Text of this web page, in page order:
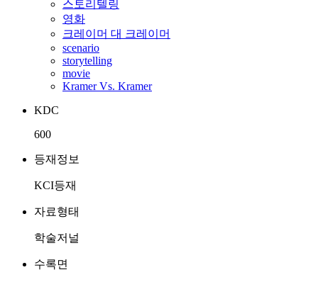
스토리텔링
영화
크레이머 대 크레이머
scenario
storytelling
movie
Kramer Vs. Kramer
KDC
600
등재정보
KCI등재
자료형태
학술저널
수록면